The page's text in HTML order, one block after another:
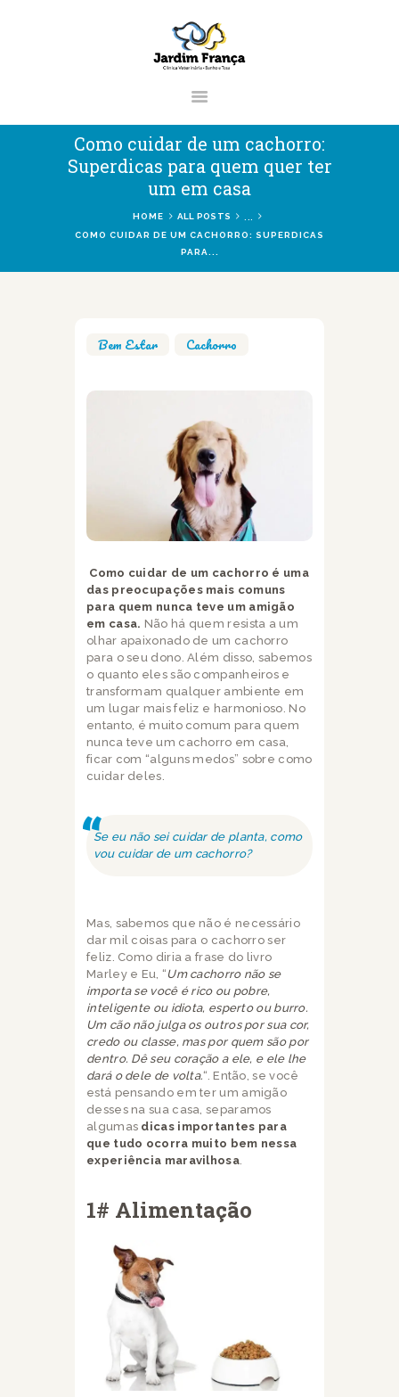
Como cuidar de um cachorro:
Superdicas para quem quer ter
um em casa
HOME ALL POSTS
COMO CUIDAR DE UM CACHORRO: SUPERDICAS
PARA...
CLÍNICA VETERINÁRIA JARDIM
FRANÇA | ZONA NORTE DE SÃO
PAULO
São Paulo
HOME
BLOG
Bem Estar Cachorro
Como cuidar de um cachorro é uma
das preocupações mais comuns
para quem nunca teve um amigão
em casa. Não há quem resista a um
olhar apaixonado de um cachorro
para o seu dono. Além disso, sabemos
o quanto eles são companheiros e
transformam qualquer ambiente em
um lugar mais feliz e harmonioso. No
entanto, é muito comum para quem
nunca teve um cachorro em casa,
ficar com “alguns medos” sobre como
cuidar deles.
Se eu não sei cuidar de planta, como
vou cuidar de um cachorro?
Mas, sabemos que não é necessário
dar mil coisas para o cachorro ser
feliz. Como diria a frase do livro
Marley e Eu, “ Um cachorro não se
importa se você é rico ou pobre,
inteligente ou idiota, esperto ou burro.
Um cão não julga os outros por sua cor,
credo ou classe, mas por quem são por
dentro. Dê seu coração a ele, e ele lhe
dará o dele de volta.“. Então, se você
está pensando em ter um amigão
desses na sua casa, separamos
algumas dicas importantes para
que tudo ocorra muito bem nessa
experiência maravilhosa.
1# Alimentação